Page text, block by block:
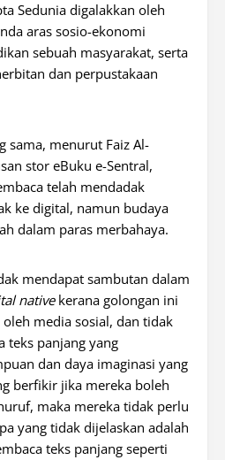
Sedunia digalakkan oleh
aras sosio-ekonomi
sebuah masyarakat, serta
dan perpustakaan
sama, menurut Faiz Al-
stor eBuku e-Sentral,
telah mendadak
ke digital, namun budaya
dalam paras merbahaya.
mendapat sambutan dalam
nativekerana golongan ini
media sosial, dan tidak
teks panjang yang
dan daya imaginasi yang
berfikir jika mereka boleh
maka mereka tidak perlu
yang tidak dijelaskan adalah
teks panjang seperti